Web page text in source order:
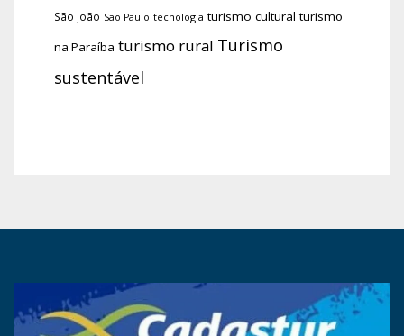
São João São Paulo tecnologia turismo cultural turismo
na Paraíba turismo rural Turismo
sustentável